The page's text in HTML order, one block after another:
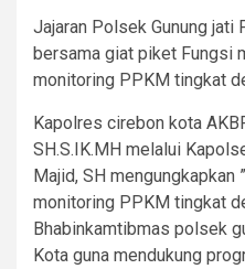
Jajaran Polsek Gunung jati
bersama giat piket Fungsi
monitoring PPKM tingkat
Kapolres cirebon kota
SH.S.IK.MH melalui
Majid, SH mengungkapkan
monitoring PPKM tingkat
Bhabinkamtibmas polsek
Kota guna mendukung